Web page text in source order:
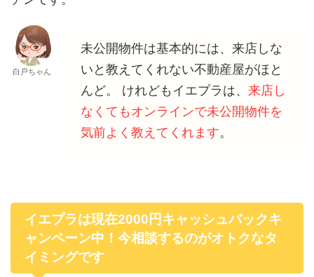
白戸ちゃん
未公開物件は基本的には、来店しな
いと教えてくれない不動産屋がほと
んど。 けれどもイエプラは、 来店し
なくてもオンラインで未公開物件を
気前よく教えてくれます。
イエプラは現在2000円キャッシュバックキ
ャンペーン中！今相談するのがオトクなタ
イミングです